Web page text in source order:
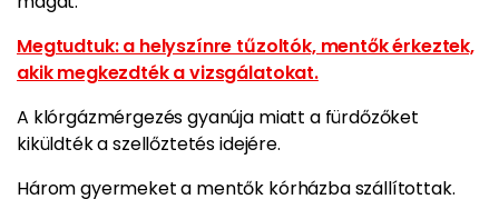
Megtudtuk: a helyszínre tűzoltók, mentők érkeztek,
akik megkezdték a vizsgálatokat.
A klórgázmérgezés gyanúja miatt a fürdőzőket
kiküldték a szellőztetés idejére.
Három gyermeket a mentők kórházba szállítottak.